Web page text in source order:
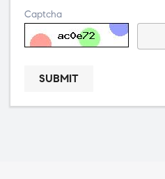
Captcha
SUBMIT